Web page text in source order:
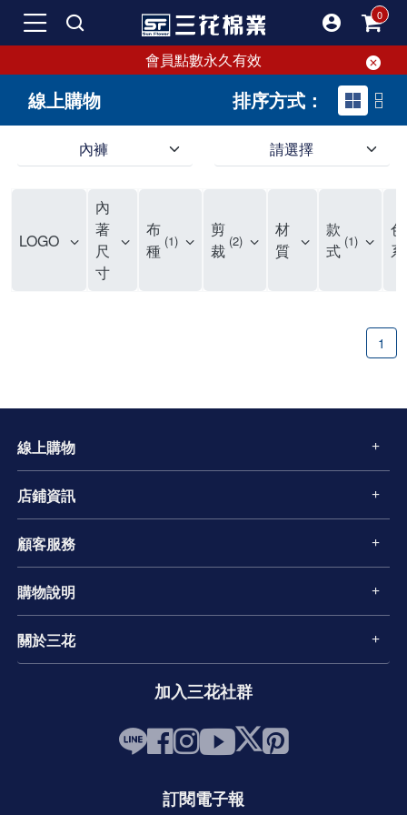
會員點數永久有效
線上購物 排序方式：
內褲 請選擇
LOGO
內
著
尺
寸
布
種 1
剪
裁 2
材
質
款
式 1
色
系
1
線上購物
店鋪資訊
顧客服務
購物說明
關於三花
加入三花社群
訂閱電子報